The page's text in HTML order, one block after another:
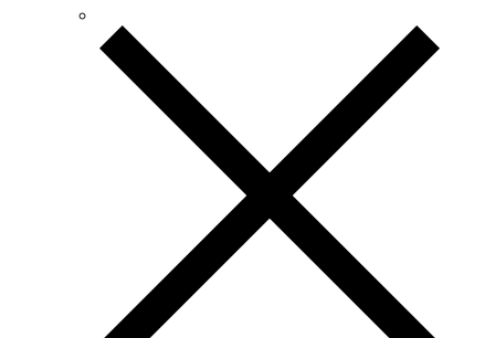
Vargo (Україна)
Vector VS
Vimar (Італія)
Volter (Україна)
Volterm (Україна)
Wago (Німеччина)
АС Привод (Україна)
АСКО-УКРЕМ (Україна)
Запорізький завод кольорових металів (ЗЗКМ)
Каблекс Одеса